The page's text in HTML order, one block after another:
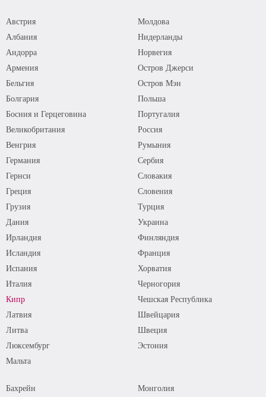
Австрия
Албания
Андорра
Армения
Бельгия
Болгария
Босния и Герцеговина
Великобритания
Венгрия
Германия
Гернси
Греция
Грузия
Дания
Ирландия
Исландия
Испания
Италия
Кипр
Латвия
Литва
Люксембург
Мальта
Молдова
Нидерланды
Норвегия
Остров Джерси
Остров Мэн
Польша
Португалия
Россия
Румыния
Сербия
Словакия
Словения
Турция
Украина
Финляндия
Франция
Хорватия
Черногория
Чешская Республика
Швейцария
Швеция
Эстония
Бахрейн
Монголия